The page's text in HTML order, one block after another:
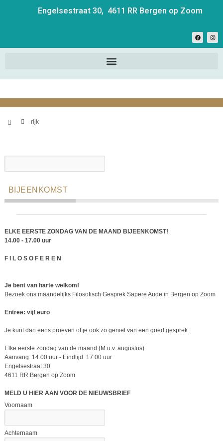
Engelsestraat 30, 4611 RR Bergen op Zoom
rijk
BIJEENKOMST
ELKE EERSTE ZONDAG VAN DE MAAND BIJEENKOMST!
14.00 - 17.00 uur
F I L O S O F E R E N
Je bent van harte welkom!
Bezoek ons maandelijks Filosofisch Gesprek Sapere Aude in Bergen op Zoom
Entree: vijf euro
Je kunt dan eens proeven of je ook zo geniet van een goed gesprek.
Elke eerste zondag van de maand (M.u.v. augustus)
Aanvang: 14.00 uur - Eindtijd: 17.00 uur
Engelsestraat 30
4611 RR Bergen op Zoom
MELD U HIER AAN VOOR DE NIEUWSBRIEF
Voornaam
Achternaam